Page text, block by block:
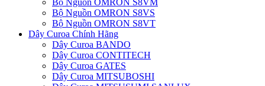
Bộ Nguồn OMRON S8VM
Bộ Nguồn OMRON S8VS
Bộ Nguồn OMRON S8VT
Dây Curoa Chính Hãng
Dây Curoa BANDO
Dây Curoa CONTITECH
Dây Curoa GATES
Dây Curoa MITSUBOSHI